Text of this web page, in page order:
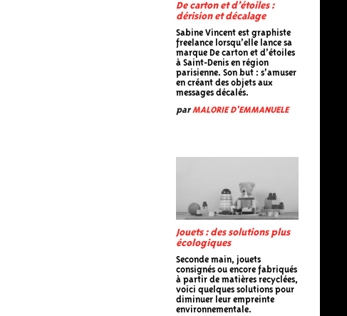
De carton et d’étoiles :
dérision et décalage
Sabine Vincent est graphiste
freelance lorsqu’elle lance sa
marque De carton et d’étoiles
à Saint-Denis en région
parisienne. Son but : s’amuser
en créant des objets aux
messages décalés.
parMALORIE D'EMMANUELE
Jouets : des solutions plus
écologiques
Seconde main, jouets
consignés ou encore fabriqués
à partir de matières recyclées,
voici quelques solutions pour
diminuer leur empreinte
environnementale.